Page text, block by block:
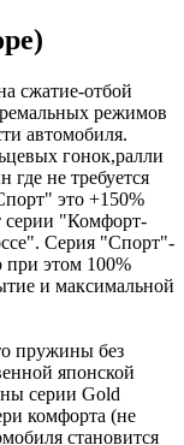
сжатие-отбой
режимов
автомобиля.
гонок,ралли
где не требуется
это +150%
серии "Комфорт-
Серия "Спорт"-
при этом 100%
и максимальной
пружины без
японской
серии Gold
комфорта (не
становится